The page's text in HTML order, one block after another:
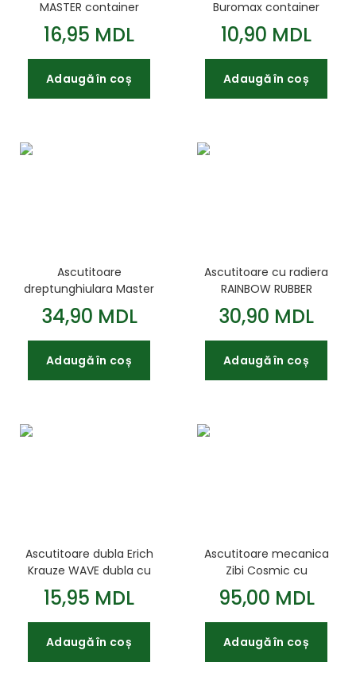
MASTER container
albastra
16,95 MDL
Adaugă în coș
Buromax container
plastic
10,90 MDL
Adaugă în coș
Ascutitoare
dreptunghiulara Master
TWIST dubla plastic cu
container
34,90 MDL
Adaugă în coș
Ascutitoare cu radiera
RAINBOW RUBBER
TOUCH 2 orificii
recipient carcasa de
plastic
30,90 MDL
Adaugă în coș
Ascutitoare dubla Erich
Krauze WAVE dubla cu
container
15,95 MDL
Adaugă în coș
Ascutitoare mecanica
Zibi Cosmic cu
container
95,00 MDL
Adaugă în coș